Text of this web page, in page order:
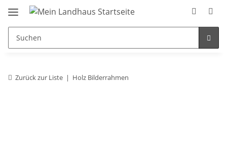
Zurück zur Liste Holz Bilderrahmen